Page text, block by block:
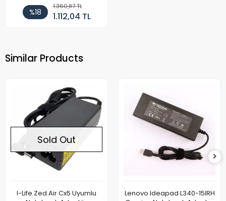
%18
1.360,87 TL
1.112,04 TL
Similar Products
Sold Out
I-Life Zed Air Cx5 Uyumlu
Lenovo Ideapad L340-15IRH